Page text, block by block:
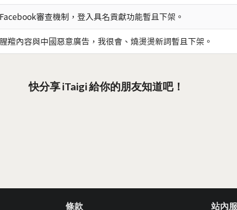
審查機制，登入具名貢獻功能暫且下架。
羶內容與中國惡意廣告，我很會、燒燙燙新詞暫且下架。
快分享 iTaigi 給你的朋友知道吧！
條款 站內